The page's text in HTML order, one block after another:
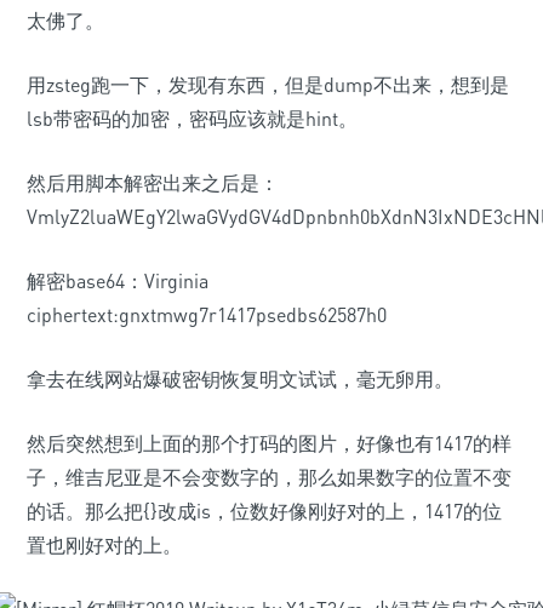
太佛了。
用zsteg跑一下，发现有东西，但是dump不出来，想到是
lsb带密码的加密，密码应该就是hint。
然后用脚本解密出来之后是：
解密base64：Virginia
ciphertext:gnxtmwg7r1417psedbs62587h0
拿去在线网站爆破密钥恢复明文试试，毫无卵用。
然后突然想到上面的那个打码的图片，好像也有1417的样
子，维吉尼亚是不会变数字的，那么如果数字的位置不变
的话。那么把{}改成is，位数好像刚好对的上，1417的位
置也刚好对的上。